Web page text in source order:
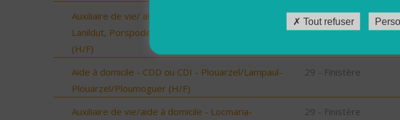
Auxiliaire de vie/ aide à domicile - Plourin, Brélès,
Lanildut, Porspoder, Landunvez - CDI ou CDD
(H/F)
29 - Finistère
Aide à domicile - CDD ou CDI - Plouarzel/Lampaul-
Plouarzel/Ploumoguer (H/F)
29 - Finistère
Auxiliaire de vie/aide à domicile - Locmaria-
29 - Finistère
Tout refuser